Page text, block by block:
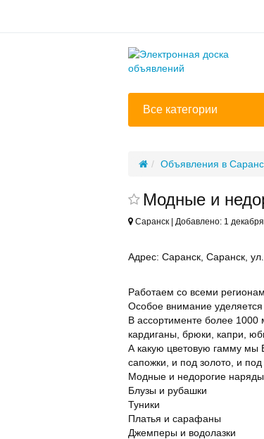
Все категории
Объявления в
Модные и
Саранск | Добавлено: 1
Адрес: Саранск, Саранск,
Работаем со всеми
Особое внимание уделяется
В ассортименте более 1000
кардиганы, брюки, капри,
А какую цветовую гамму мы
сапожки, и под золото, и
Модные и недорогие
Блузы и рубашки
Туники
Платья и сарафаны
Джемперы и водолазки